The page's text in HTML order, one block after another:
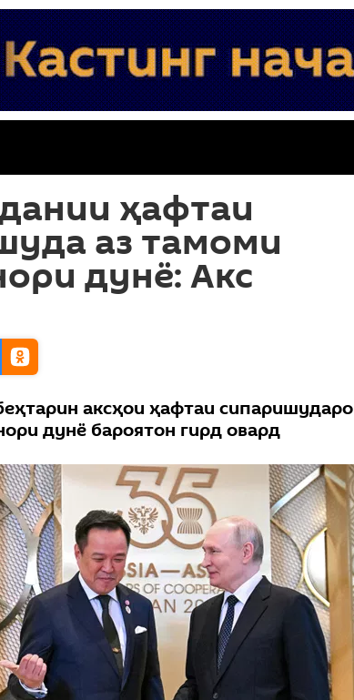
ҳафтаи
аз тамоми
дунё: Акс
аксҳои ҳафтаи сипаришударо
дунё бароятон гирд овард